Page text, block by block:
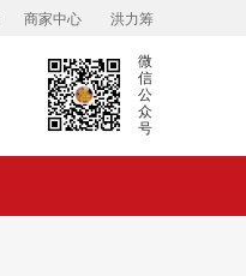
商家中心 洪力筹
微
信
公
众
号